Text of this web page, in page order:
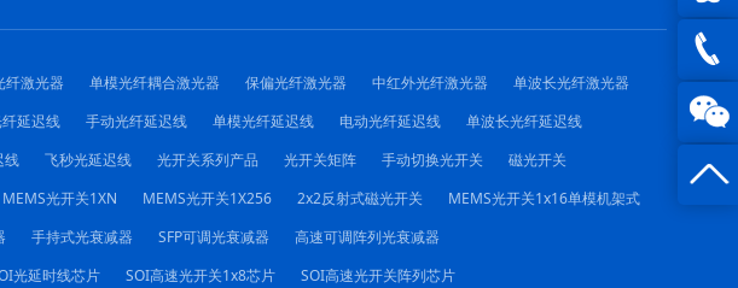
QQ在
线咨询
0816 -
纤激光器 单模光纤耦合激光器 保偏光纤激光器 中红外光纤激光器
单波长光纤激光器
延迟线 手动光纤延迟线 单模光纤延迟线 电动光纤延迟线
单波长光纤延迟线
线 飞秒光延迟线 光开关系列产品 光开关矩阵 手动切换光开关
磁光开关
MEMS光开关1XN MEMS光开关1X256 2x2反射式磁光开关
MEMS光开关1x16单模机架式
手持式光衰减器 SFP可调光衰减器
高速可调阵列光衰减器
光延时线芯片 SOI高速光开关1x8芯片
SOI高速光开关阵列芯片